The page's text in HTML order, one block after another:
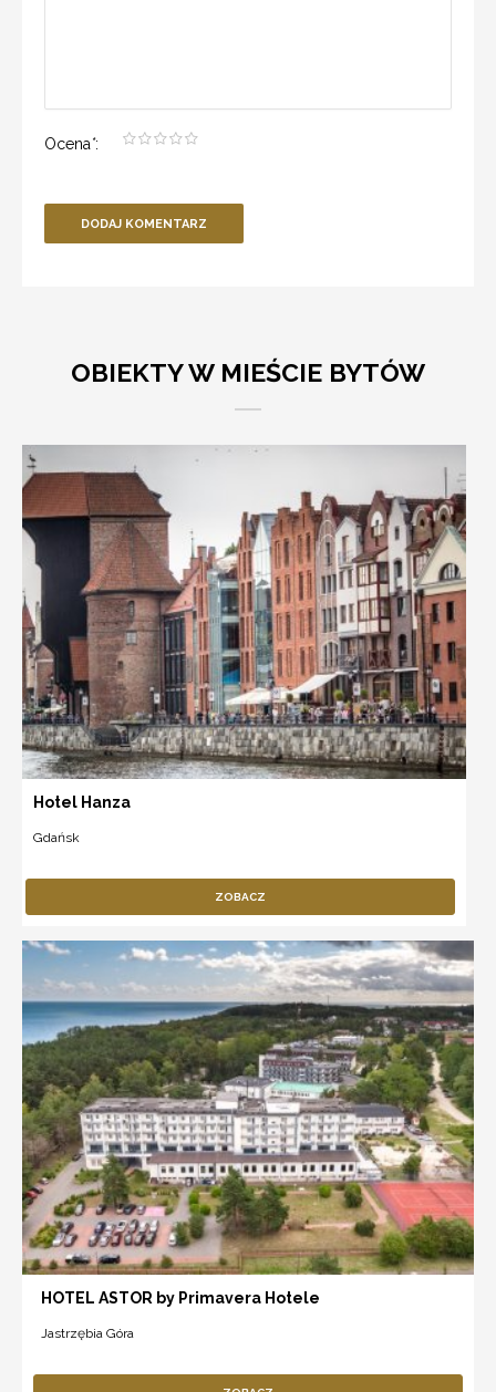
Ocena*:
DODAJ KOMENTARZ
OBIEKTY W MIEŚCIE BYTÓW
Hotel Hanza
Gdańsk
ZOBACZ
HOTEL ASTOR by Primavera Hotele
Jastrzębia Góra